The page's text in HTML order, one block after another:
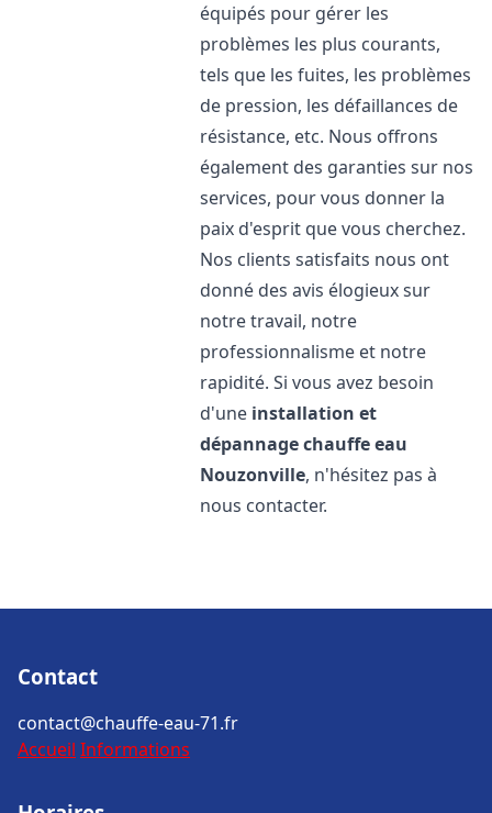
équipés pour gérer les
problèmes les plus courants,
tels que les fuites, les problèmes
de pression, les défaillances de
résistance, etc. Nous offrons
également des garanties sur nos
services, pour vous donner la
paix d'esprit que vous cherchez.
Nos clients satisfaits nous ont
donné des avis élogieux sur
notre travail, notre
professionnalisme et notre
rapidité. Si vous avez besoin
d'une installation et
dépannage chauffe eau
Nouzonville, n'hésitez pas à
nous contacter.
Contact
contact@chauffe-eau-71.fr
Accueil Informations